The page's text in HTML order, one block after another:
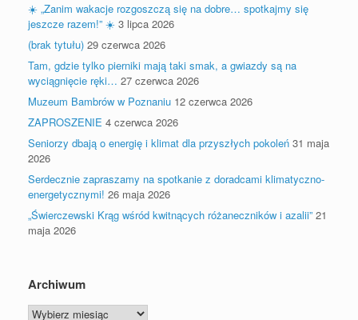
☀️ „Zanim wakacje rozgoszczą się na dobre… spotkajmy się
jeszcze razem!” ☀️ 3 lipca 2026
(brak tytułu) 29 czerwca 2026
Tam, gdzie tylko pierniki mają taki smak, a gwiazdy są na
wyciągnięcie ręki… 27 czerwca 2026
Muzeum Bambrów w Poznaniu 12 czerwca 2026
ZAPROSZENIE 4 czerwca 2026
Seniorzy dbają o energię i klimat dla przyszłych pokoleń 31 maja
2026
Serdecznie zapraszamy na spotkanie z doradcami klimatyczno-
energetycznymi! 26 maja 2026
„Świerczewski Krąg wśród kwitnących różaneczników i azalii” 21
maja 2026
Archiwum
Archiwum